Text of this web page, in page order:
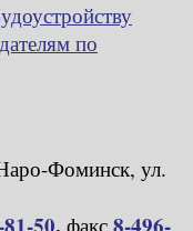
по
Фоминск, ул.
50, факс 8-496-